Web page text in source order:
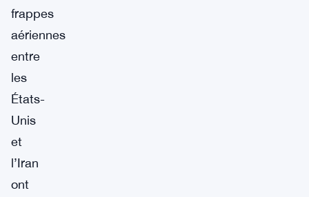
frappes
aériennes
entre
les
États-
Unis
et
l’Iran
ont